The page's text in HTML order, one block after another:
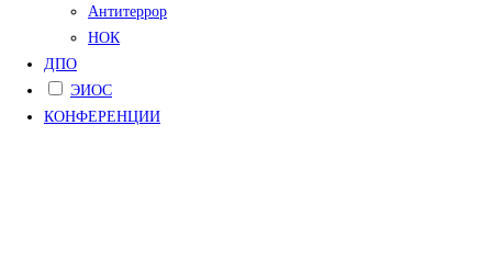
Антитеррор
НОК
ДПО
ЭИОС
КОНФЕРЕНЦИИ